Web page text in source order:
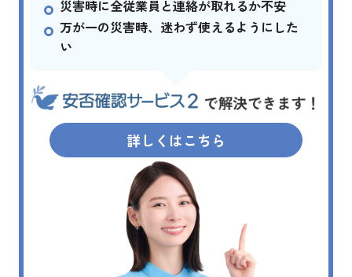
災害時に全従業員と連絡が取れるか不安
万が一の災害時、迷わず使えるようにした
い
詳しくはこちら